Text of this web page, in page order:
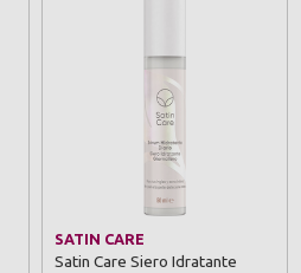
SATIN CARE
Satin Care Siero Idratante